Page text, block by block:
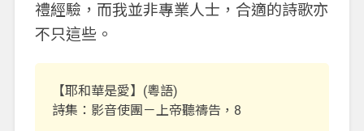
禮經驗，而我並非專業人士，合適的詩歌亦
不只這些。
【耶和華是愛】(粵語)
詩集：影音使團－上帝聽禱告，8